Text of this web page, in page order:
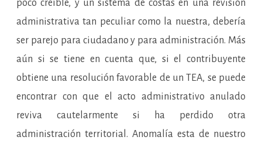
poco creíble, y un sistema de costas en una revisión
administrativa tan peculiar como la nuestra, debería
ser parejo para ciudadano y para administración. Más
aún si se tiene en cuenta que, si el contribuyente
obtiene una resolución favorable de un TEA, se puede
encontrar con que el acto administrativo anulado
reviva cautelarmente si ha perdido otra
administración territorial. Anomalía esta de nuestro